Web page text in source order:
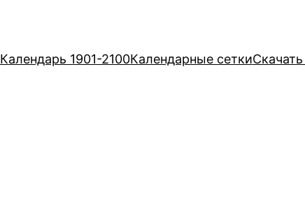
Календарь 1901-2100Календарные сетки